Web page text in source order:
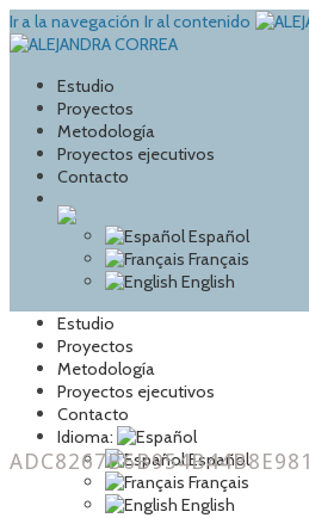
Ir a la navegación Ir al contenido
Estudio
Proyectos
Metodología
Proyectos ejecutivos
Contacto
Español
Français
English
Estudio
Proyectos
Metodología
Proyectos ejecutivos
Contacto
Idioma:
Español
Français
English